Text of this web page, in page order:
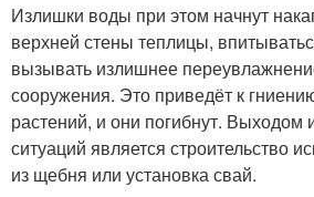
Излишки воды при этом начнут
верхней стены теплицы,
вызывать излишнее
сооружения. Это приведёт к
растений, и они погибнут. Выходом
ситуаций является строительство
из щебня или установка свай.